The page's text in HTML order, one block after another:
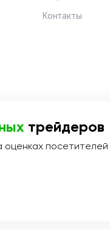
Контакты
Эл № ФС 77-
трейдеров
посетителей